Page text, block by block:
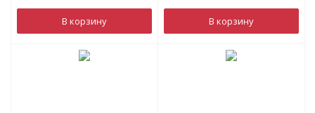
В корзину В корзину